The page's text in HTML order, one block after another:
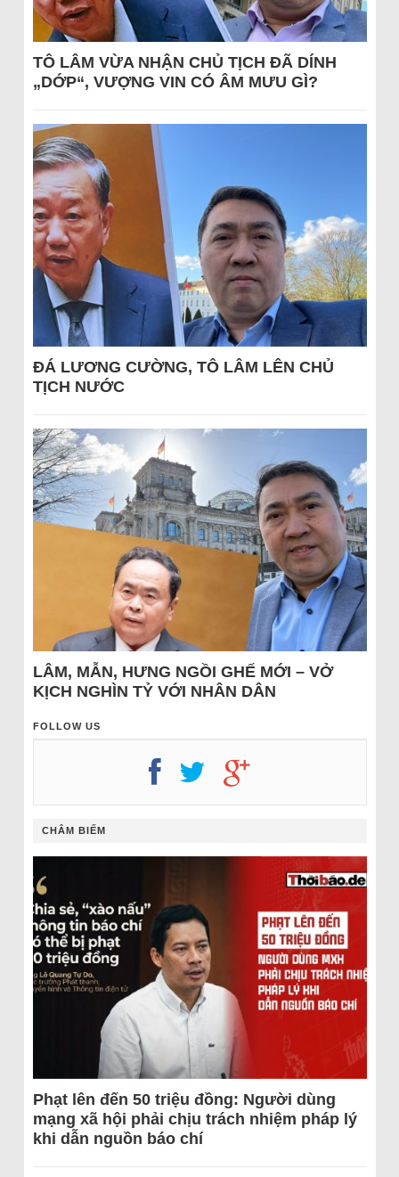
TÔ LÂM VỪA NHẬN CHỦ TỊCH ĐÃ DÍNH
„DỚP“, VƯỢNG VIN CÓ ÂM MƯU GÌ?
ĐÁ LƯƠNG CƯỜNG, TÔ LÂM LÊN CHỦ
TỊCH NƯỚC
LÂM, MẪN, HƯNG NGỒI GHẾ MỚI – VỞ
KỊCH NGHÌN TỶ VỚI NHÂN DÂN
FOLLOW US
CHÂM BIẾM
Phạt lên đến 50 triệu đồng: Người dùng
mạng xã hội phải chịu trách nhiệm pháp lý
khi dẫn nguồn báo chí